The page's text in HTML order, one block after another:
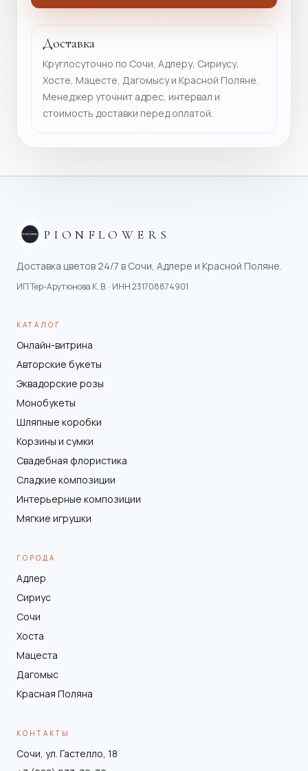
Доставка
Круглосуточно по Сочи, Адлеру, Сириусу,
Хосте, Мацесте, Дагомысу и Красной Поляне.
Менеджер уточнит адрес, интервал и
стоимость доставки перед оплатой.
PIONFLOWERS
Доставка цветов 24/7 в Сочи, Адлере и Красной Поляне.
ИП Тер-Арутюнова К. В. · ИНН231708874901
КАТАЛОГ
Онлайн-витрина
Авторские букеты
Эквадорские розы
Монобукеты
Шляпные коробки
Корзины и сумки
Свадебная флористика
Сладкие композиции
Интерьерные композиции
Мягкие игрушки
ГОРОДА
Адлер
Сириус
Сочи
Хоста
Мацеста
Дагомыс
Красная Поляна
КОНТАКТЫ
Сочи, ул. Гастелло, 18